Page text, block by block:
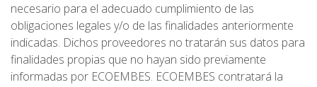
necesario para el adecuado cumplimiento de las
obligaciones legales y/o de las finalidades anteriormente
indicadas. Dichos proveedores no tratarán sus datos para
finalidades propias que no hayan sido previamente
informadas por ECOEMBES. ECOEMBES contratará la